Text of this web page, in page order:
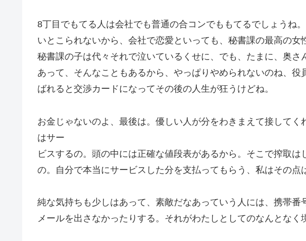
8丁目でもてる人は会社でも普通の合コンでももてるでしょうね
いとこられないから、会社で恋愛といっても、秘書課の最高の女
秘書課の子は代々それで泣いているくせに、でも、たまに、奥さ
あって、そんなこともあるから、やっぱりやめられないのね、
ばれると交渉カードになってその後の人生が狂うけどね。
お金じゃないのよ、最後は。優しい人が分をわきまえて接してく
はサー
ビスするの。頭の中には正確な値段表があるから。そこで搾取は
の。自分で本当にサービスした分を支払ってもらう、私はその点
純な気持ちも少しはあって、素敵だなあっていう人には、携帯番
メールを出さなかったりする。それがわたしとしてのなんとなく